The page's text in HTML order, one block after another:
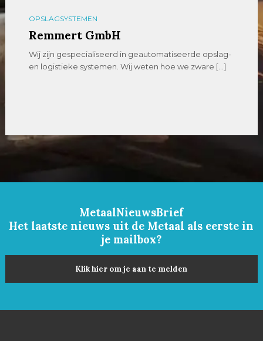
OPSLAGSYSTEMEN
Remmert GmbH
Wij zijn gespecialiseerd in geautomatiseerde opslag-
en logistieke systemen. Wij weten hoe we zware […]
MetaalNieuwsBrief
Het laatste nieuws uit de Metaal als eerste in
je mailbox?
Klik hier om je aan te melden